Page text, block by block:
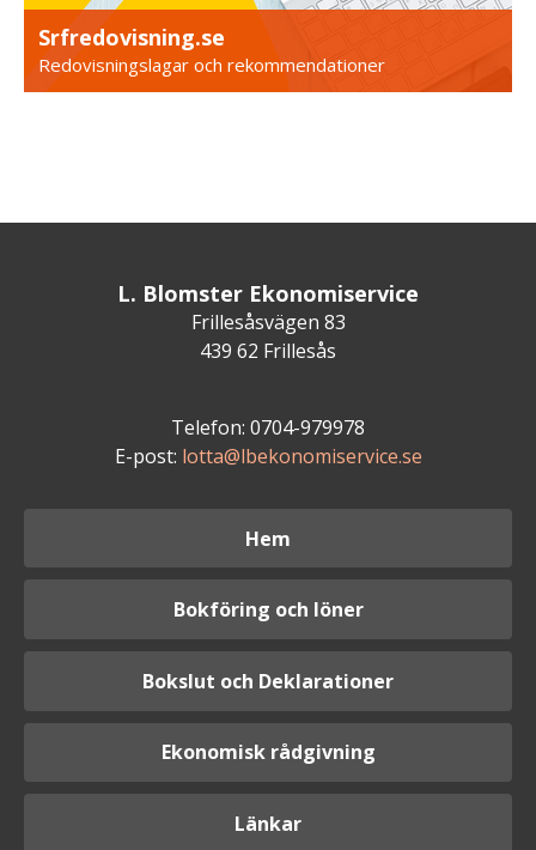
Srfredovisning.se
Redovisningslagar och rekommendationer
L. Blomster Ekonomiservice
Frillesåsvägen 83
439 62 Frillesås
Telefon: 0704-979978
E-post: lotta@lbekonomiservice.se
Hem
Bokföring och löner
Bokslut och Deklarationer
Ekonomisk rådgivning
Länkar